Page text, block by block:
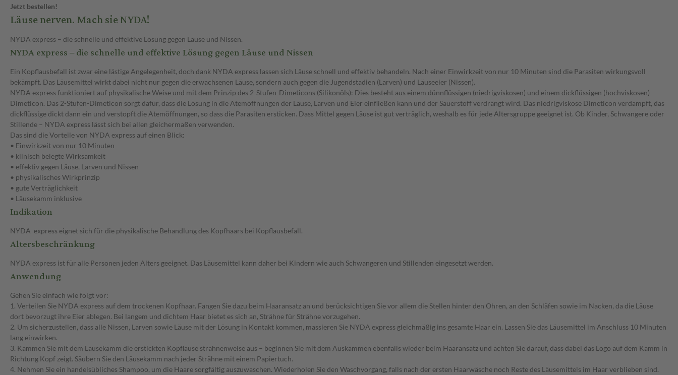
Jetzt bestellen!
Läuse nerven. Mach sie NYDA!
NYDA express – die schnelle und effektive Lösung gegen Läuse und Nissen.
NYDA express – die schnelle und effektive Lösung gegen Läuse und Nissen
Ein Kopflausbefall ist zwar eine lästige Angelegenheit, doch dank NYDA express lassen sich Läuse schnell und effektiv behandeln. Nach einer Einwirkzeit von nur 10 Minuten sind die Parasiten wirkungsvoll
bekämpft. Das Läusemittel wirkt dabei nicht nur gegen die erwachsenen Läuse, sondern auch gegen die Jugendstadien (Larven) und Läuseeier (Nissen).
NYDA express funktioniert auf physikalische Weise und mit dem Prinzip des 2-Stufen-Dimeticons (Silikonöls): Dies besteht aus einem dünnflüssigen (niedrigviskosen) und einem dickflüssigen (hochviskosen)
Dimeticon. Das 2-Stufen-Dimeticon sorgt dafür, dass die Lösung in die Atemöffnungen der Läuse, Larven und Eier einfließen kann und der Sauerstoff verdrängt wird. Das niedrigviskose Dimeticon verdampft, das
dickflüssige dickt dann ein und verstopft die Atemöffnungen, so dass die Parasiten ersticken. Dass Mittel gegen Läuse ist gut verträglich, weshalb es für jede Altersgruppe geeignet ist. Ob Kinder, Schwangere oder
Stillende – NYDA express lässt sich bei allen gleichermaßen verwenden.
Das sind die Vorteile von NYDA express auf einen Blick:
• Einwirkzeit von nur 10 Minuten
• klinisch belegte Wirksamkeit
• effektiv gegen Läuse, Larven und Nissen
• physikalisches Wirkprinzip
• gute Verträglichkeit
• Läusekamm inklusive
Indikation
NYDA express eignet sich für die physikalische Behandlung des Kopfhaars bei Kopflausbefall.
Altersbeschränkung
NYDA express ist für alle Personen jeden Alters geeignet. Das Läusemittel kann daher bei Kindern wie auch Schwangeren und Stillenden eingesetzt werden.
Anwendung
Gehen Sie einfach wie folgt vor:
1. Verteilen Sie NYDA express auf dem trockenen Kopfhaar. Fangen Sie dazu beim Haaransatz an und berücksichtigen Sie vor allem die Stellen hinter den Ohren, an den Schläfen sowie im Nacken, da die Läuse
dort bevorzugt ihre Eier ablegen. Bei langem und dichtem Haar bietet es sich an, Strähne für Strähne vorzugehen.
2. Um sicherzustellen, dass alle Nissen, Larven sowie Läuse mit der Lösung in Kontakt kommen, massieren Sie NYDA express gleichmäßig ins gesamte Haar ein. Lassen Sie das Läusemittel im Anschluss 10 Minuten
lang einwirken.
3. Kämmen Sie mit dem Läusekamm die erstickten Kopfläuse strähnenweise aus – beginnen Sie mit dem Auskämmen ebenfalls wieder beim Haaransatz und achten Sie darauf, dass dabei das Logo auf dem Kamm in
Richtung Kopf zeigt. Säubern Sie den Läusekamm nach jeder Strähne mit einem Papiertuch.
4. Nehmen Sie ein handelsübliches Shampoo, um die Haare sorgfältig auszuwaschen. Wiederholen Sie den Waschvorgang, falls nach der ersten Haarwäsche noch Reste des Läusemittels im Haar verblieben sind.